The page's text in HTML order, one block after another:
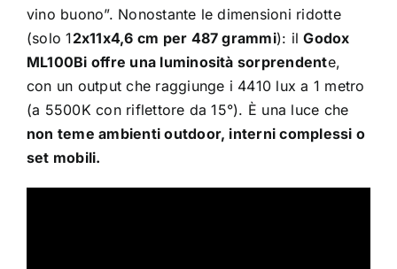
vino buono”. Nonostante le dimensioni ridotte
(solo 12x11x4,6 cm per 487 grammi): ilGodox
ML100Bi offre una luminosità sorprendente,
con un output che raggiunge i 4410 lux a 1 metro
(a 5500K con riflettore da 15°). È una luce che
non teme ambienti outdoor, interni complessi o
set mobili.